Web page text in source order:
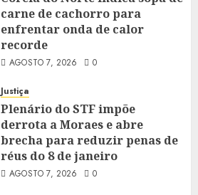
carne de cachorro para
enfrentar onda de calor
recorde
AGOSTO 7, 2026 0
Justiça
Plenário do STF impõe
derrota a Moraes e abre
brecha para reduzir penas de
réus do 8 de janeiro
AGOSTO 7, 2026 0